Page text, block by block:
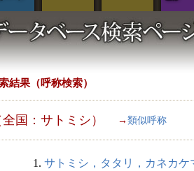
結果（呼称検索）
全国：サトミシ） → 類似呼称
1. サトミシ，タタリ，カネカケ